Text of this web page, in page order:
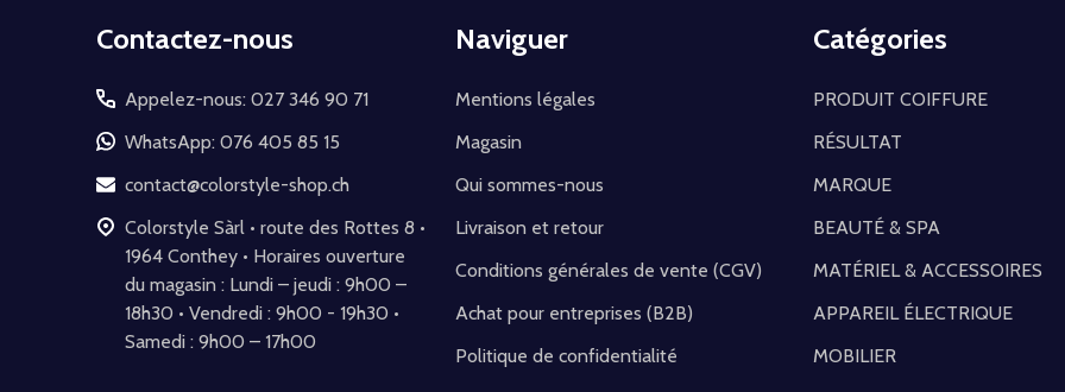
Contactez-nous
Appelez-nous: 027 346 90 71
WhatsApp: 076 405 85 15
contact@colorstyle-shop.ch
Colorstyle Sàrl • route des Rottes 8 •
1964 Conthey • Horaires ouverture
du magasin : Lundi – jeudi : 9h00 –
18h30 • Vendredi : 9h00 - 19h30 •
Samedi : 9h00 – 17h00
Naviguer
Mentions légales
Magasin
Qui sommes-nous
Livraison et retour
Conditions générales de vente (CGV)
Achat pour entreprises (B2B)
Politique de confidentialité
Catégories
PRODUIT COIFFURE
RÉSULTAT
MARQUE
BEAUTÉ & SPA
MATÉRIEL & ACCESSOIRES
APPAREIL ÉLECTRIQUE
MOBILIER